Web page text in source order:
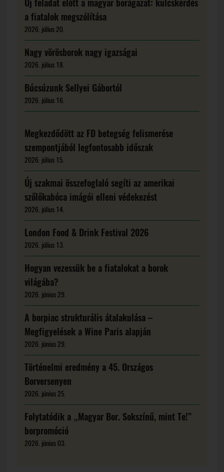
Új feladat előtt a magyar borágazat: kulcskérdés
a fiatalok megszólítása
2026. július 20.
Nagy vörösborok nagy igazságai
2026. július 18.
Búcsúzunk Sellyei Gábortól
2026. július 16.
Megkezdődött az FD betegség felismerése
szempontjából legfontosabb időszak
2026. július 15.
Új szakmai összefoglaló segíti az amerikai
szőlőkabóca imágói elleni védekezést
2026. július 14.
London Food & Drink Festival 2026
2026. július 13.
Hogyan vezessük be a fiatalokat a borok
világába?
2026. június 29.
A borpiac strukturális átalakulása –
Megfigyelések a Wine Paris alapján
2026. június 29.
Történelmi eredmény a 45. Országos
Borversenyen
2026. június 25.
Folytatódik a „Magyar Bor. Sokszínű, mint Te!”
borpromóció
2026. június 03.